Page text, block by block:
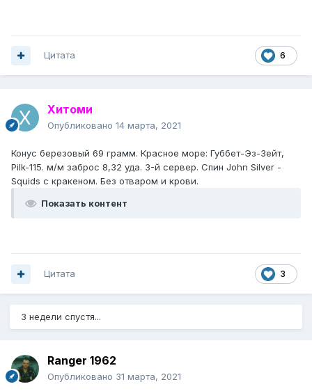
6
Цитата
Хитоми
Опубликовано 14 марта, 2021
Конус березовый 69 грамм. Красное море: Губбет-Эз-Зейт,
Pilk-115. м/м заброс 8,32 уда. 3-й сервер. Спин John Silver -
Squids с кракеном. Без отваром и крови.
Показать контент
3
Цитата
3 недели спустя...
Ranger 1962
Опубликовано 31 марта, 2021